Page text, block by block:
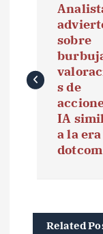
e
ó
sobre
s de
IA
a la era
dotcom
Related